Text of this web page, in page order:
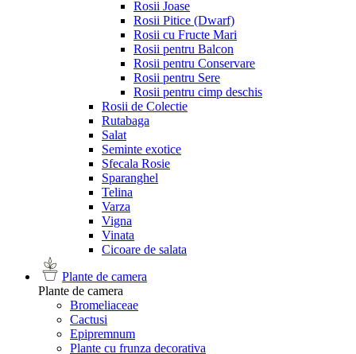
Rosii Joase
Rosii Pitice (Dwarf)
Rosii cu Fructe Mari
Rosii pentru Balcon
Rosii pentru Conservare
Rosii pentru Sere
Rosii pentru cimp deschis
Rosii de Colectie
Rutabaga
Salat
Seminte exotice
Sfecala Rosie
Sparanghel
Telina
Varza
Vigna
Vinata
Сicoare de salata
Plante de camera
Plante de camera
Bromeliaceae
Cactusi
Epipremnum
Plante cu frunza decorativa